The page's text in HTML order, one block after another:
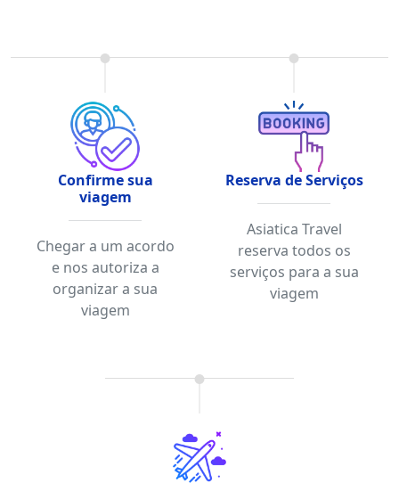
Confirme sua
viagem
Chegar a um acordo
e nos autoriza a
organizar a sua
viagem
Reserva de Serviços
Asiatica Travel
reserva todos os
serviços para a sua
viagem